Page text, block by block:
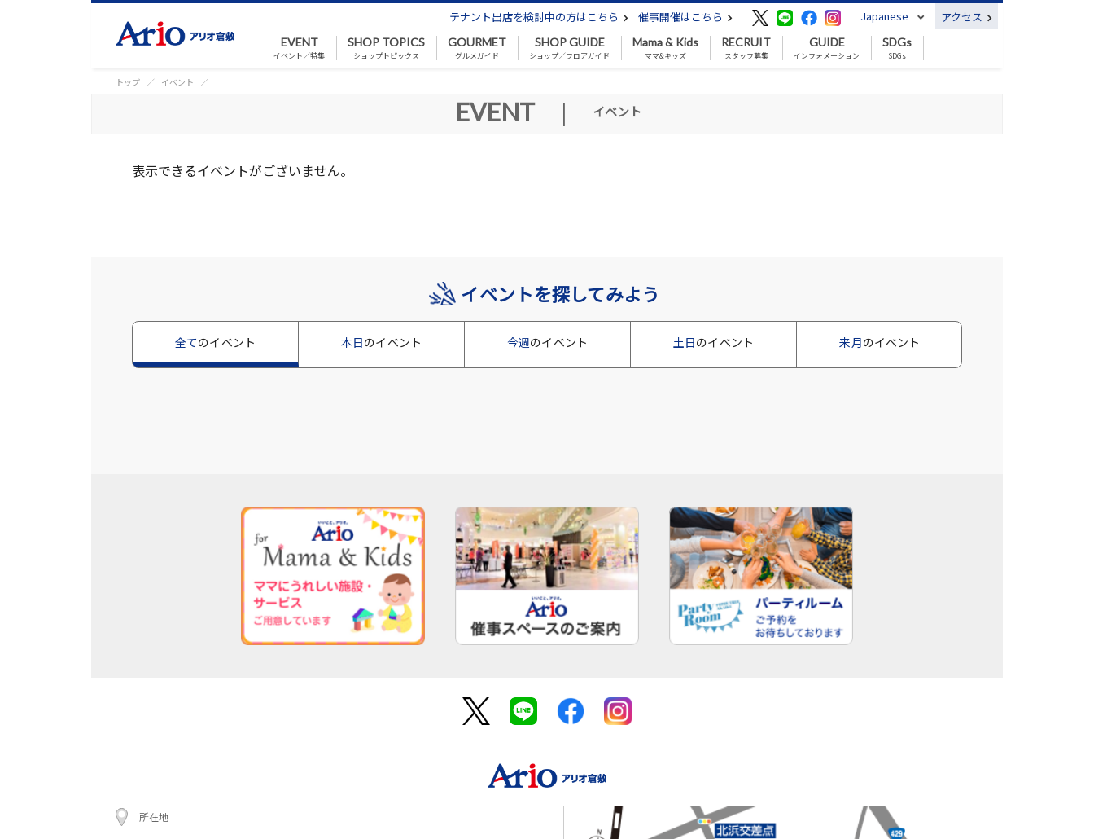
テナント出店を検討中の方はこちら 催事開催はこちら Japanese アクセス
EVENT
イベント／特集
SHOP TOPICS
ショップトピックス
GOURMET
グルメガイド
SHOP GUIDE
ショップ／フロアガイド
Mama & Kids
ママ&キッズ
RECRUIT
スタッフ募集
GUIDE
インフォメーション
SDGs
SDGs
トップ イベント
EVENT | イベント
表示できるイベントがございません。
イベントを探してみよう
全てのイベント 本日のイベント 今週のイベント 土日のイベント 来月のイベント
所在地